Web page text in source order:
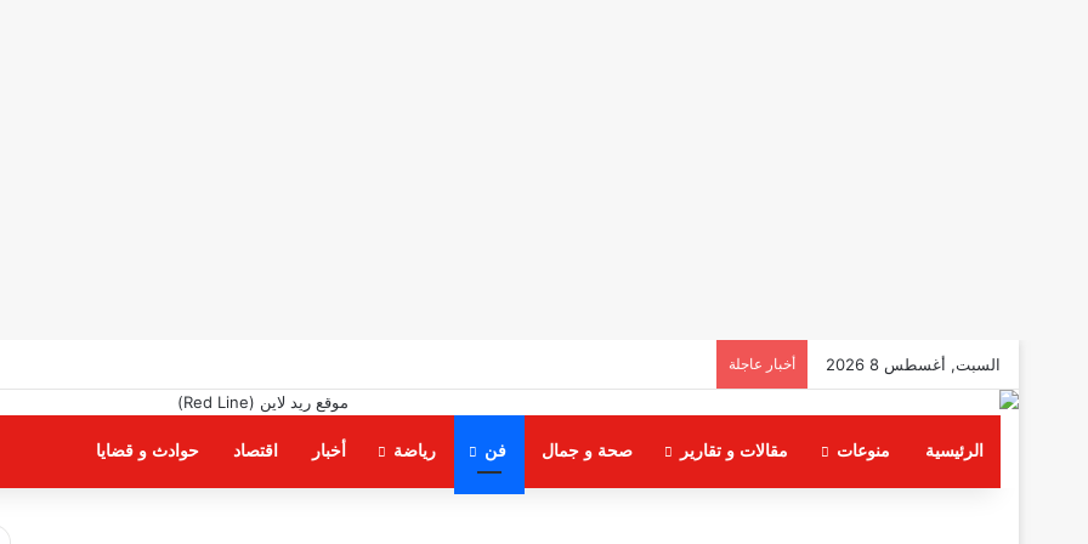
السبت, أغسطس 8 2026 أخبار عاجلة
الرئيسية منوعات مقالات و تقارير صحة و جمال فن رياضة أخبار اقتصاد حوادث و قضايا